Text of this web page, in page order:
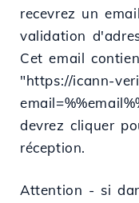
recevrez un
validation
Cet email
"https://icann-
devrez cliquer
réception.
Attention - si